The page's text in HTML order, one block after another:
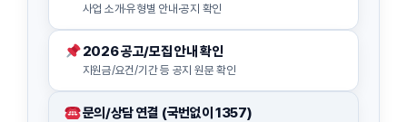
사업 소개·유형별 안내·공지 확인
2026 공고/모집 안내 확인
지원금/요건/기간 등 공지 원문 확인
문의/상담 연결 (국번없이 1357)